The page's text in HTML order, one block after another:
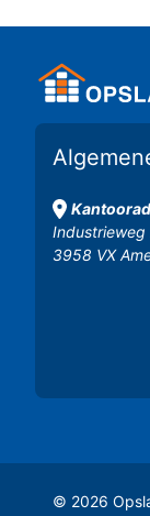
Industrieweg
3958 VX
© 2026